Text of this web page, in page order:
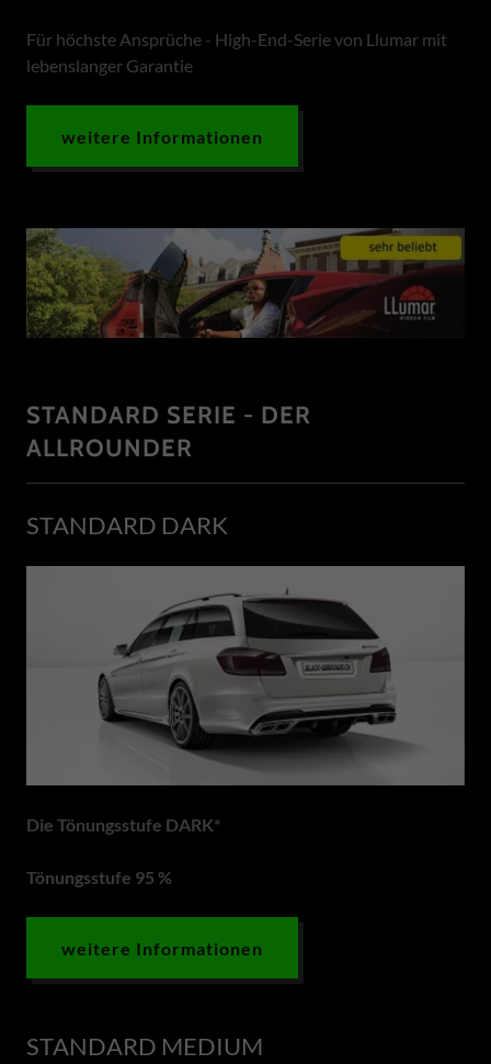
Für höchste Ansprüche - High-End-Serie von Llumar mit
lebenslanger Garantie
weitere Informationen
STANDARD SERIE - DER
ALLROUNDER
STANDARD DARK
Die Tönungsstufe DARK*
Tönungsstufe 95 %
weitere Informationen
STANDARD MEDIUM